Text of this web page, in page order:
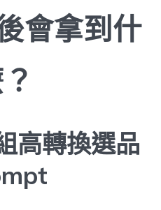
會拿到什
高轉換選品